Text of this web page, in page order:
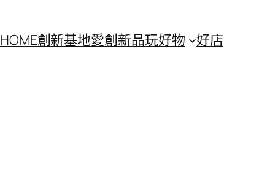
HOME創新基地愛創新品玩好物 好店